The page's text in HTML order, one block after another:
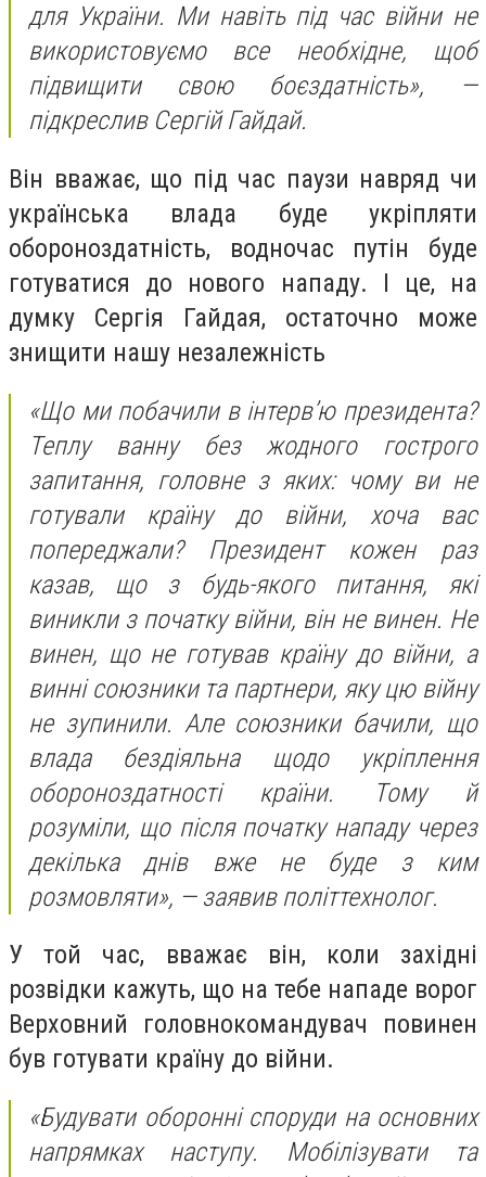
для України. Ми навіть під час війни не
використовуємо все необхідне, щоб
підвищити свою боєздатність», —
підкреслив Сергій Гайдай.
Він вважає, що під час паузи навряд чи
українська влада буде укріпляти
обороноздатність, водночас путін буде
готуватися до нового нападу. І це, на
думку Сергія Гайдая, остаточно може
знищити нашу незалежність
«Що ми побачили в інтерв’ю президента?
Теплу ванну без жодного гострого
запитання, головне з яких: чому ви не
готували країну до війни, хоча вас
попереджали? Президент кожен раз
казав, що з будь-якого питання, які
виникли з початку війни, він не винен. Не
винен, що не готував країну до війни, а
винні союзники та партнери, яку цю війну
не зупинили. Але союзники бачили, що
влада бездіяльна щодо укріплення
обороноздатності країни. Тому й
розуміли, що після початку нападу через
декілька днів вже не буде з ким
розмовляти», — заявив політтехнолог.
У той час, вважає він, коли західні
розвідки кажуть, що на тебе нападе ворог
Верховний головнокомандувач повинен
був готувати країну до війни.
«Будувати оборонні споруди на основних
напрямках наступу. Мобілізувати та